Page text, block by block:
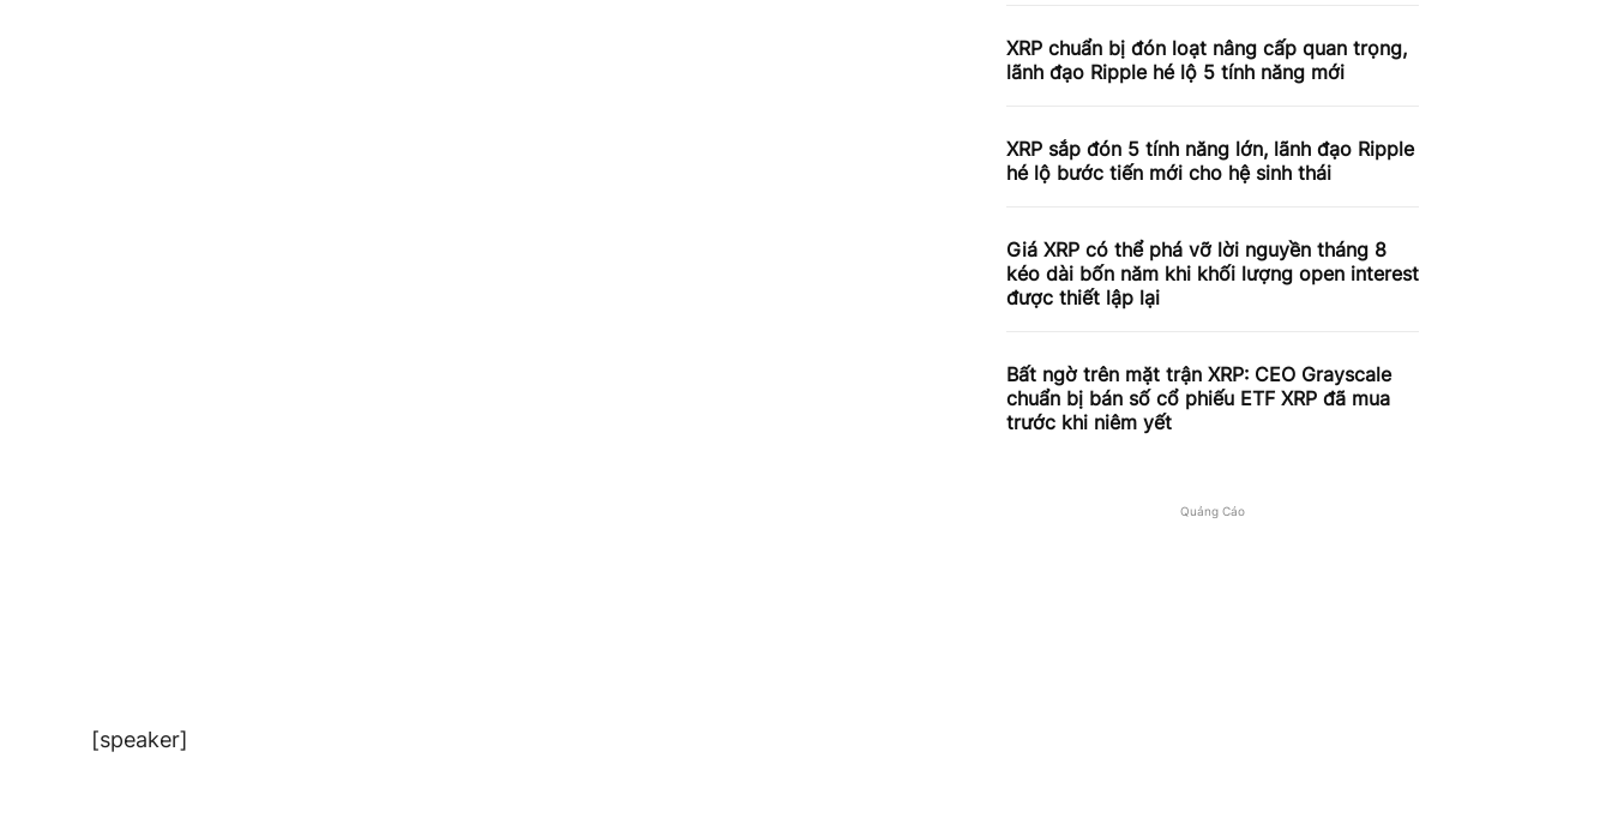
[speaker]
XRP chuẩn bị đón loạt nâng cấp quan trọng,
lãnh đạo Ripple hé lộ 5 tính năng mới
XRP sắp đón 5 tính năng lớn, lãnh đạo Ripple
hé lộ bước tiến mới cho hệ sinh thái
Giá XRP có thể phá vỡ lời nguyền tháng 8
kéo dài bốn năm khi khối lượng open interest
được thiết lập lại
Bất ngờ trên mặt trận XRP: CEO Grayscale
chuẩn bị bán số cổ phiếu ETF XRP đã mua
trước khi niêm yết
Quảng Cáo